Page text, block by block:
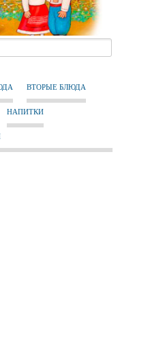
ВТОРЫЕ БЛЮДА
НАПИТКИ